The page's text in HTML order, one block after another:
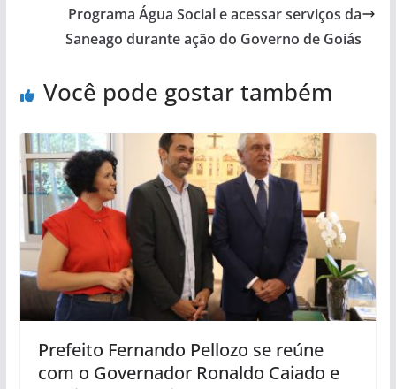
Programa Água Social e acessar serviços da
Saneago durante ação do Governo de Goiás
Você pode gostar também
Prefeito Fernando Pellozo se reúne
com o Governador Ronaldo Caiado e